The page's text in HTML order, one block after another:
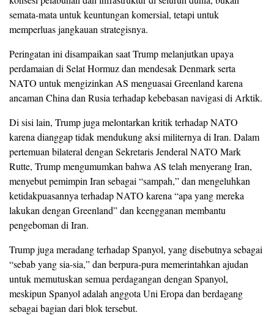
semata-mata untuk keuntungan komersial, tetapi untuk
memperluas jangkauan strategisnya.
Peringatan ini disampaikan saat Trump melanjutkan upaya
perdamaian di Selat Hormuz dan mendesak Denmark serta
NATO untuk mengizinkan AS menguasai Greenland karena
ancaman China dan Rusia terhadap kebebasan navigasi di Arktik.
Di sisi lain, Trump juga melontarkan kritik terhadap NATO
karena dianggap tidak mendukung aksi militernya di Iran. Dalam
pertemuan bilateral dengan Sekretaris Jenderal NATO Mark
Rutte, Trump mengumumkan bahwa AS telah menyerang Iran,
menyebut pemimpin Iran sebagai “sampah,” dan mengeluhkan
ketidakpuasannya terhadap NATO karena “apa yang mereka
lakukan dengan Greenland” dan keengganan membantu
pengeboman di Iran.
Trump juga meradang terhadap Spanyol, yang disebutnya sebagai
“sebab yang sia-sia,” dan berpura-pura memerintahkan ajudan
untuk memutuskan semua perdagangan dengan Spanyol,
meskipun Spanyol adalah anggota Uni Eropa dan berdagang
sebagai bagian dari blok tersebut.